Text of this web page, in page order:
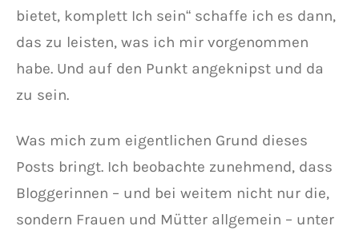
bietet, komplett Ich sein“ schaffe ich es dann,
das zu leisten, was ich mir vorgenommen
habe. Und auf den Punkt angeknipst und da
zu sein.
Was mich zum eigentlichen Grund dieses
Posts bringt. Ich beobachte zunehmend, dass
Bloggerinnen – und bei weitem nicht nur die,
sondern Frauen und Mütter allgemein – unter